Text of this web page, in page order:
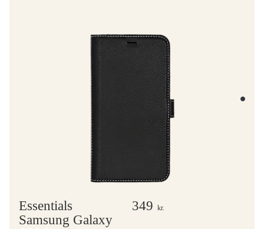
Essentials
Samsung Galaxy
349 kr.